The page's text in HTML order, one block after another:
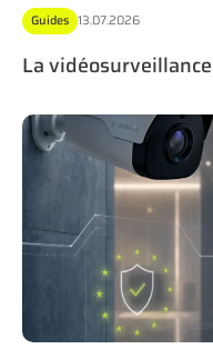
Guides 13.07.2026
La